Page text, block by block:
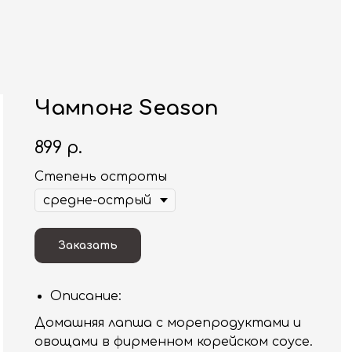
Чампонг Season
899 р.
Степень остроты
Заказать
Описание:
Домашняя лапша с морепродуктами и
овощами в фирменном корейском соусе.